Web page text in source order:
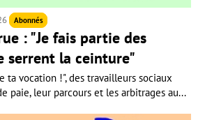
Abonnés
: "Je fais partie des
serrent la ceinture"
ta vocation !", des travailleurs sociaux
paie, leur parcours et les arbitrages au...